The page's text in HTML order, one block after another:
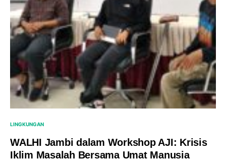
LINGKUNGAN
WALHI Jambi dalam Workshop AJI: Krisis
Iklim Masalah Bersama Umat Manusia